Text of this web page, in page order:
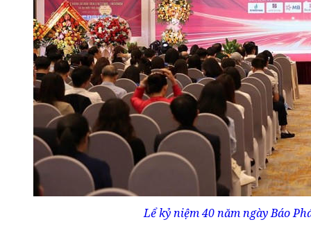
Lể kỷ niệm 40 năm ngày Báo